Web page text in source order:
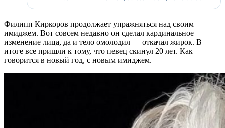
Филипп Киркоров продолжает упражняться над своим
имиджем. Вот совсем недавно он сделал кардинальное
изменение лица, да и тело омолодил — откачал жирок. В
итоге все пришли к тому, что певец скинул 20 лет. Как
говорится в новый год, с новым имиджем.